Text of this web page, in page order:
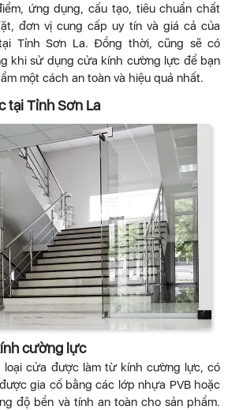
ứng dụng, cấu tạo, tiêu chuẩn chất
đơn vị cung cấp uy tín và giá cả của
Tỉnh Sơn La. Đồng thời, cũng sẽ có
khi sử dụng cửa kính cường lực để bạn
một cách an toàn và hiệu quả nhất.
tại Tỉnh Sơn La
cường lực
loại cửa được làm từ kính cường lực, có
gia cố bằng các lớp nhựa PVB hoặc
độ bền và tính an toàn cho sản phẩm.